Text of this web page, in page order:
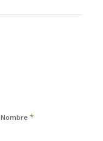
Nombre *